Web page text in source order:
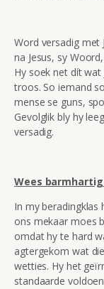
Word versadig met
na Jesus, sy
Hy soek net dít wat
troos. So iemand
mense se guns,
Gevolglik bly hy
versadig.
Wees barmhartig
In my beradingklas
ons mekaar moes
omdat hy te hard
agtergekom wat
wetties. Hy het
standaarde